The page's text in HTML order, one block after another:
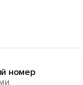
номер